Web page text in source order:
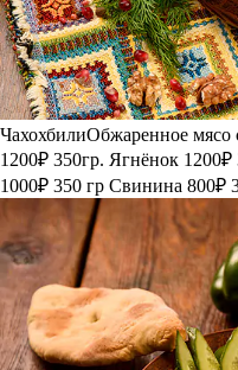
ЧахохбилиОбжаренное мясо
1200₽ 350гр. Ягнёнок 1200₽
1000₽ 350 гр Свинина 800₽